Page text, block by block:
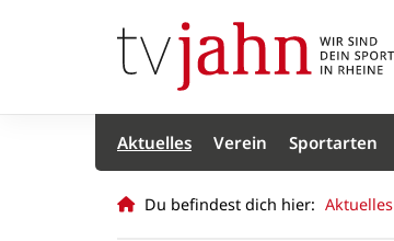
Aktuelles Verein Sportarten
Du befindest dich hier: Aktuelles